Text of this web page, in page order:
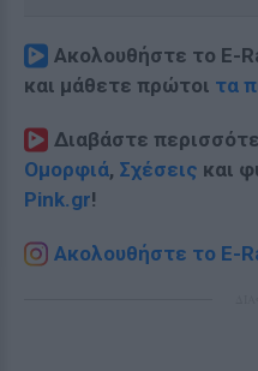
Ακολουθήστε το E-
και μάθετε πρώτοι τα
Διαβάστε
Ομορφιά, Σχέσεις και
Pink.gr!
Ακολουθήστε το E-